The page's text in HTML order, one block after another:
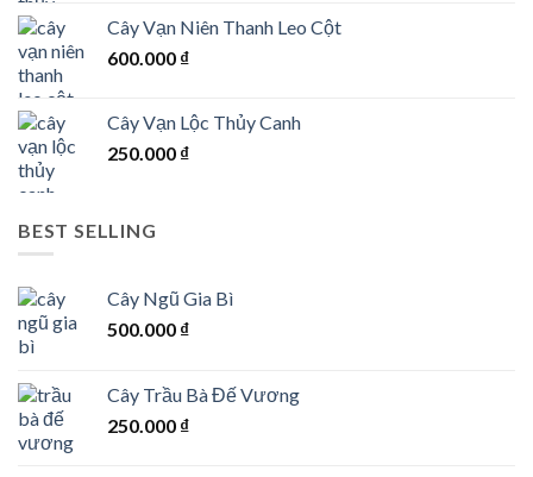
Cây Vạn Niên Thanh Leo Cột
600.000 ₫
Cây Vạn Lộc Thủy Canh
250.000 ₫
BEST SELLING
Cây Ngũ Gia Bì
500.000 ₫
Cây Trầu Bà Đế Vương
250.000 ₫